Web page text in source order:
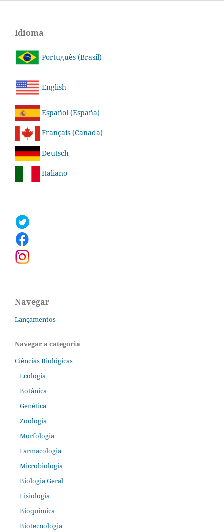
Idioma
Português (Brasil)
English
Español (España)
Français (Canada)
Deutsch
Italiano
Navegar
Lançamentos
Navegar a categoria
Ciências Biológicas
Ecologia
Botânica
Genética
Zoologia
Morfologia
Farmacologia
Microbiologia
Biologia Geral
Fisiologia
Bioquímica
Biotecnologia